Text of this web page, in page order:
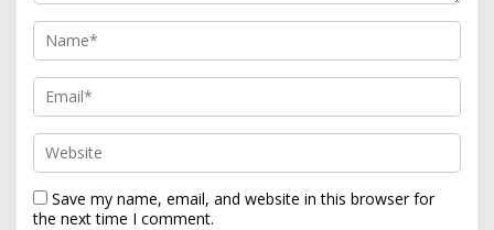
Save my name, email, and website in this browser for
the next time I comment.